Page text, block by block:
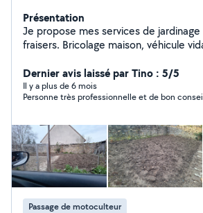
Présentation
Je propose mes services de
fraisers. Bricolage maison, véhicule
Dernier avis laissé par Tino : 5/5
Il y a plus de 6 mois
Personne très professionnelle et de bon
Passage de motoculteur